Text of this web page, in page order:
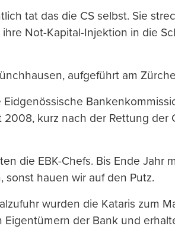
tat das die CS selbst. Sie
ihre Not-Kapital-Injektion in die
aufgeführt am
Eidgenössische
2008, kurz nach der Rettung der
die EBK-Chefs. Bis Ende Jahr
sonst hauen wir auf den Putz.
wurden die Kataris zum
Eigentümern der Bank und